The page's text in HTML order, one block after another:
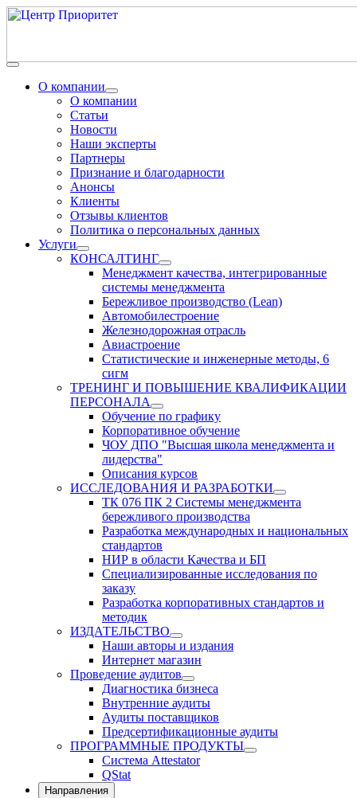
О компании
О компании
Статьи
Новости
Наши эксперты
Партнеры
Признание и благодарности
Анонсы
Клиенты
Отзывы клиентов
Политика о персональных данных
Услуги
КОНСАЛТИНГ
Менеджмент качества, интегрированные
системы менеджмента
Бережливое производство (Lean)
Автомобилестроение
Железнодорожная отрасль
Авиастроение
Статистические и инженерные методы, 6
сигм
ТРЕНИНГ И ПОВЫШЕНИЕ КВАЛИФИКАЦИИ
ПЕРСОНАЛА
Обучение по графику
Корпоративное обучение
ЧОУ ДПО "Высшая школа менеджмента и
лидерства"
Описания курсов
ИССЛЕДОВАНИЯ И РАЗРАБОТКИ
ТК 076 ПК 2 Системы менеджмента
бережливого производства
Разработка международных и национальных
стандартов
НИР в области Качества и БП
Специализированные исследования по
заказу
Разработка корпоративных стандартов и
методик
ИЗДАТЕЛЬСТВО
Наши авторы и издания
Интернет магазин
Проведение аудитов
Диагностика бизнеса
Внутренние аудиты
Аудиты поставщиков
Предсертификационные аудиты
ПРОГРАММНЫЕ ПРОДУКТЫ
Система Attestator
QStat
Направления